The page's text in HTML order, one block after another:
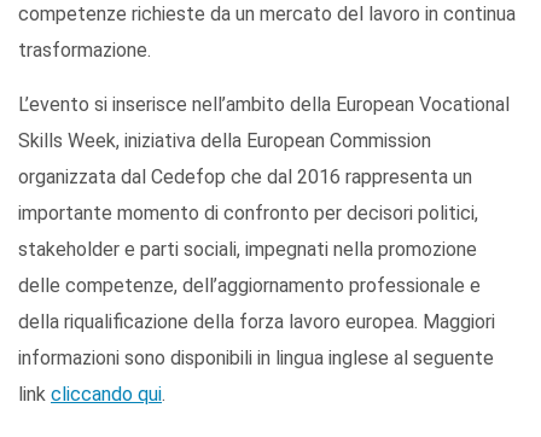
competenze richieste da un mercato del lavoro in continua
trasformazione.
L’evento si inserisce nell’ambito della European Vocational
Skills Week, iniziativa della European Commission
organizzata dal Cedefop che dal 2016 rappresenta un
importante momento di confronto per decisori politici,
stakeholder e parti sociali, impegnati nella promozione
delle competenze, dell’aggiornamento professionale e
della riqualificazione della forza lavoro europea. Maggiori
informazioni sono disponibili in lingua inglese al seguente
link cliccando qui.